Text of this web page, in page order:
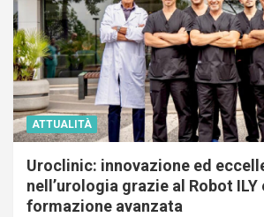
ATTUALITÀ
Uroclinic: innovazione ed
nell’urologia grazie al Robot ILY
formazione avanzata